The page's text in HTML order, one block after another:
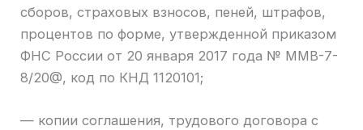
сборов, страховых взносов, пеней, штрафов,
процентов по форме, утвержденной приказом
ФНС России от 20 января 2017 года № ММВ-7-
8/20@, код по КНД 1120101;
— копии соглашения, трудового договора с